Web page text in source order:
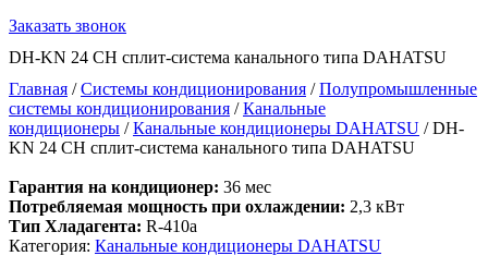
Заказать звонок
DH-KN 24 CH сплит-система канального типа DAHATSU
Главная /Системы кондиционирования /Полупромышленные
системы кондиционирования /Канальные
кондиционеры /Канальные кондиционеры DAHATSU / DH-
KN 24 CH сплит-система канального типа DAHATSU
Гарантия на кондиционер: 36 мес
Потребляемая мощность при охлаждении: 2,3 кВт
Тип Хладагента: R-410a
Категория: Канальные кондиционеры DAHATSU